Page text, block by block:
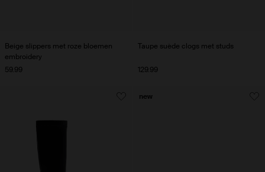
Beige slippers met roze bloemen
embroidery
59.99
Taupe suède clogs met studs
129.99
new